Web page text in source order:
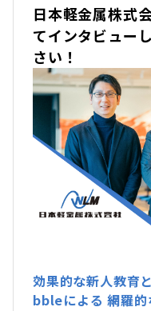
日本軽金属株式
てインタビュー
さい！
効果的な新人教育
bbleによる 網羅的